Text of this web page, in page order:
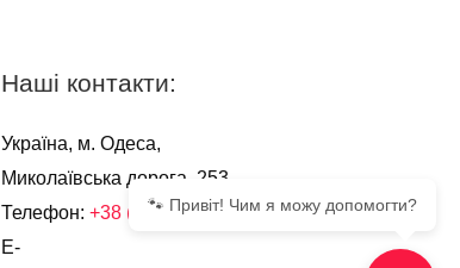
Наші контакти:
Україна, м. Одеса,
Миколаївська дорога, 253
Телефон:+38 (067) 555-51-13
E-
🐾 Привіт! Чим я можу допомогти?